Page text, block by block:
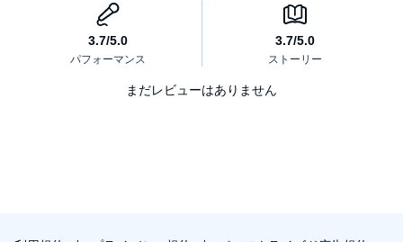
まだレビューはありません